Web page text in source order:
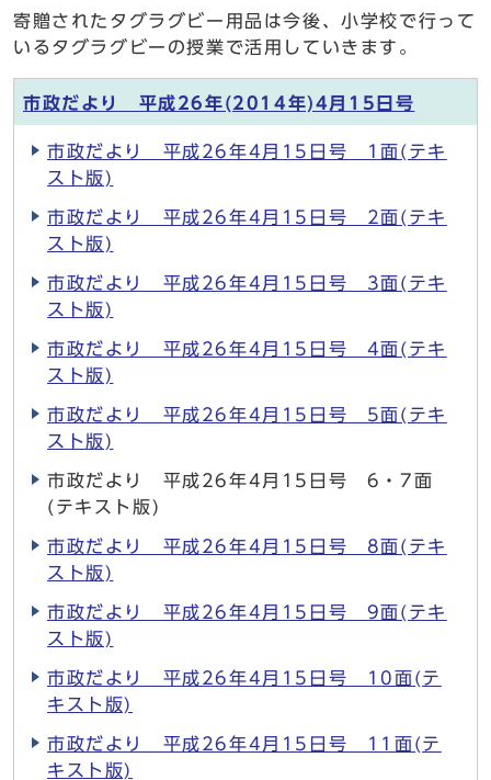
寄贈されたタグラグビー用品は今後、小学校で行って
いるタグラグビーの授業で活用していきます。
市政だより 平成26年(2014年)4月15日号
市政だより 平成26年4月15日号 1面(テキ
スト版)
市政だより 平成26年4月15日号 2面(テキ
スト版)
市政だより 平成26年4月15日号 3面(テキ
スト版)
市政だより 平成26年4月15日号 4面(テキ
スト版)
市政だより 平成26年4月15日号 5面(テキ
スト版)
市政だより 平成26年4月15日号 6・7面
(テキスト版)
市政だより 平成26年4月15日号 8面(テキ
スト版)
市政だより 平成26年4月15日号 9面(テキ
スト版)
市政だより 平成26年4月15日号 10面(テ
キスト版)
市政だより 平成26年4月15日号 11面(テ
キスト版)